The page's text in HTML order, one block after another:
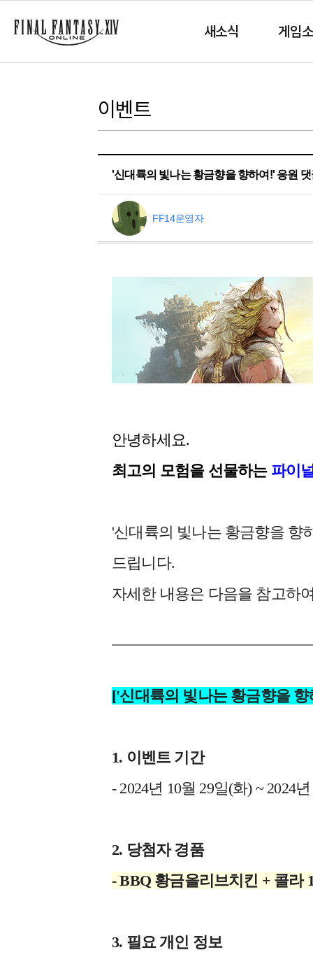
새소식 게임
이벤트
'신대륙의 빛나는 황금향을 향하여!' 응원
FF14운영자
안녕하세요.
최고의 모험을 선물하는 파이
'신대륙의 빛나는 황금향을 향
드립니다.
자세한 내용은 다음을 참고하
['신대륙의 빛나는 황금향을
1. 이벤트 기간
- 2024년 10월 29일(화) ~ 2024
2. 당첨자 경품
- BBQ 황금올리브치킨 + 콜라
3. 필요 개인 정보